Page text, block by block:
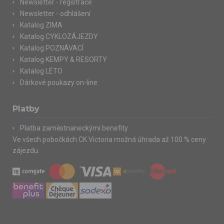
Newsletter - registrace
Newsletter - odhlášení
Katalog ZIMA
Katalog CYKLOZÁJEZDY
Katalog POZNÁVACÍ
Katalog KEMPY & RESORTY
Katalog LÉTO
Dárkové poukazy on-line
Platby
Platba zaměstnaneckými benefity
Ve všech pobočkách CK Victoria možná úhrada až 100 % ceny
zájezdu.